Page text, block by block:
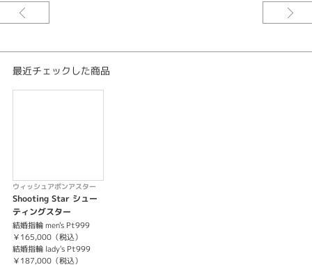
最高純度のプラチナを用いて仕立てられたリング。願いをかける流れ星のき
最近チェックした商品
ウィッシュアポンアスター
Shooting Star シュー
ティングスター
結婚指輪 men's Pt999
￥165,000（税込）
結婚指輪 lady's Pt999
￥187,000（税込）